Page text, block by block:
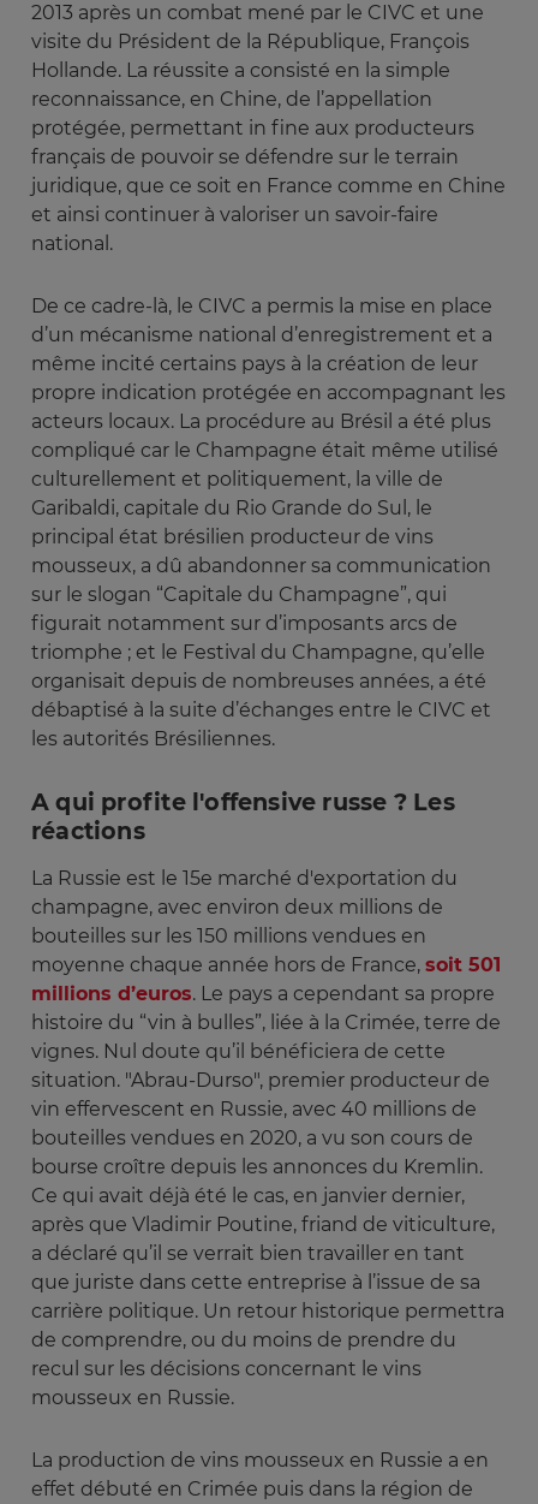
2013 après un combat mené par le CIVC et une
visite du Président de la République, François
Hollande. La réussite a consisté en la simple
reconnaissance, en Chine, de l’appellation
protégée, permettant in fine aux producteurs
français de pouvoir se défendre sur le terrain
juridique, que ce soit en France comme en Chine
et ainsi continuer à valoriser un savoir-faire
national.
De ce cadre-là, le CIVC a permis la mise en place
d’un mécanisme national d’enregistrement et a
même incité certains pays à la création de leur
propre indication protégée en accompagnant les
acteurs locaux. La procédure au Brésil a été plus
compliqué car le Champagne était même utilisé
culturellement et politiquement, la ville de
Garibaldi, capitale du Rio Grande do Sul, le
principal état brésilien producteur de vins
mousseux, a dû abandonner sa communication
sur le slogan “Capitale du Champagne”, qui
figurait notamment sur d’imposants arcs de
triomphe ; et le Festival du Champagne, qu’elle
organisait depuis de nombreuses années, a été
débaptisé à la suite d’échanges entre le CIVC et
les autorités Brésiliennes.
A qui profite l'offensive russe ? Les
réactions
La Russie est le 15e marché d'exportation du
champagne, avec environ deux millions de
bouteilles sur les 150 millions vendues en
moyenne chaque année hors de France, soit 501
millions d’euros. Le pays a cependant sa propre
histoire du “vin à bulles”, liée à la Crimée, terre de
vignes. Nul doute qu’il bénéficiera de cette
situation. "Abrau-Durso", premier producteur de
vin effervescent en Russie, avec 40 millions de
bouteilles vendues en 2020, a vu son cours de
bourse croître depuis les annonces du Kremlin.
Ce qui avait déjà été le cas, en janvier dernier,
après que Vladimir Poutine, friand de viticulture,
a déclaré qu’il se verrait bien travailler en tant
que juriste dans cette entreprise à l’issue de sa
carrière politique. Un retour historique permettra
de comprendre, ou du moins de prendre du
recul sur les décisions concernant le vins
mousseux en Russie.
La production de vins mousseux en Russie a en
effet débuté en Crimée puis dans la région de